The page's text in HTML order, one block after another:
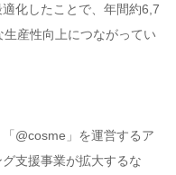
化したことで、年間約6,7
産性向上につながってい
@cosme」を運営するア
支援事業が拡大するな